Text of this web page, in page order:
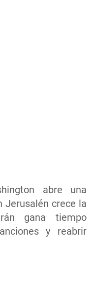
abre una
Jerusalén crece la
gana tiempo
y reabrir